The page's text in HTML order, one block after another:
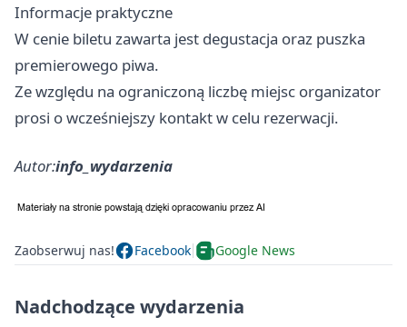
Informacje praktyczne
W cenie biletu zawarta jest degustacja oraz puszka
premierowego piwa.
Ze względu na ograniczoną liczbę miejsc organizator
prosi o wcześniejszy kontakt w celu rezerwacji.
Autor:info_wydarzenia
Zaobserwuj nas! Facebook Google News
Nadchodzące wydarzenia